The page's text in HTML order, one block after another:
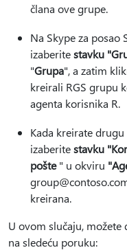
člana ove grupe.
Na Skype za posao
izaberitestavku
"Grupa", a zatim
kreirali RGS grupu
agenta korisnika R.
Kada kreirate
izaberitestavku
pošte" u okviru
kreirana.
U ovom slučaju,
na sledeću poruku: